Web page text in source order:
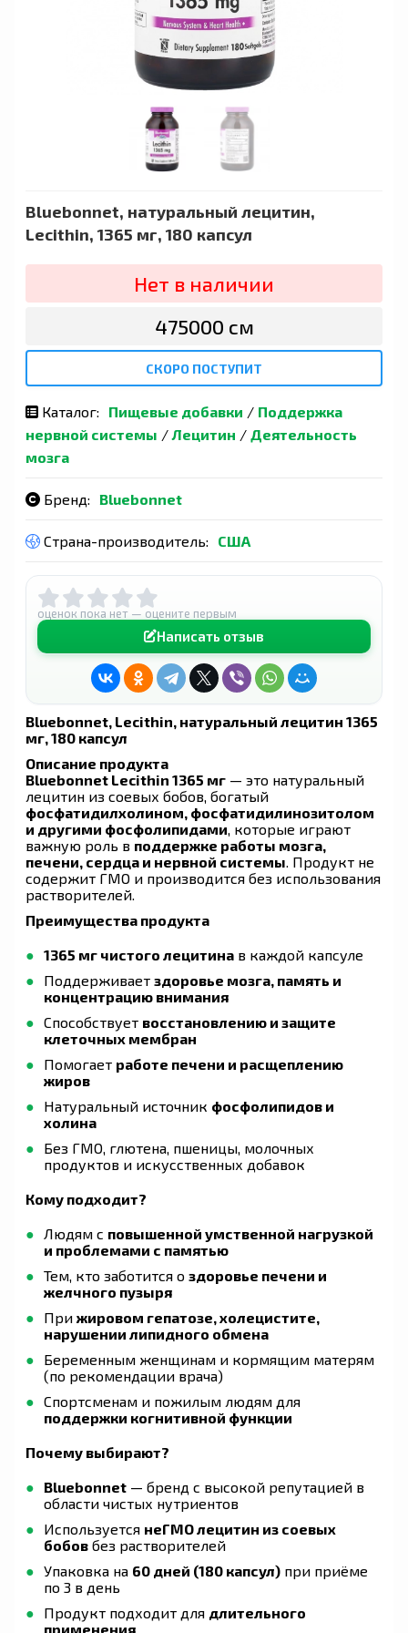
Bluebonnet, натуральный лецитин,
Lecithin, 1365 мг, 180 капсул
Нет в наличии
475000 сӯм
СКОРО ПОСТУПИТ
Каталог: Пищевые добавки / Поддержка
нервной системы / Лецитин / Деятельность
мозга
Бренд: Bluebonnet
Страна-производитель: США
оценок пока нет — оцените первым
Написать отзыв
Bluebonnet, Lecithin, натуральный лецитин 1365
мг, 180 капсул
Описание продукта
Bluebonnet Lecithin 1365 мг — это натуральный
лецитин из соевых бобов, богатый
фосфатидилхолином, фосфатидилинозитолом
и другими фосфолипидами , которые играют
важную роль в поддержке работы мозга,
печени, сердца и нервной системы . Продукт не
содержит ГМО и производится без использования
растворителей.
Преимущества продукта
1365 мг чистого лецитина в каждой капсуле
Поддерживает здоровье мозга, память и
концентрацию внимания
Способствует восстановлению и защите
клеточных мембран
Помогает работе печени и расщеплению
жиров
Натуральный источник фосфолипидов и
холина
Без ГМО, глютена, пшеницы, молочных
продуктов и искусственных добавок
Кому подходит?
Людям с повышенной умственной нагрузкой
и проблемами с памятью
Тем, кто заботится о здоровье печени и
желчного пузыря
При жировом гепатозе, холецистите,
нарушении липидного обмена
Беременным женщинам и кормящим матерям
(по рекомендации врача)
Спортсменам и пожилым людям для
поддержки когнитивной функции
Почему выбирают?
Bluebonnet — бренд с высокой репутацией в
области чистых нутриентов
Используется неГМО лецитин из соевых
бобов без растворителей
Упаковка на 60 дней (180 капсул) при приёме
по 3 в день
Продукт подходит для длительного
применения